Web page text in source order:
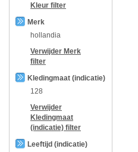
Kleur filter
Merk
hollandia
Verwijder Merk
filter
Kledingmaat (indicatie)
128
Verwijder
Kledingmaat
(indicatie) filter
Leeftijd (indicatie)